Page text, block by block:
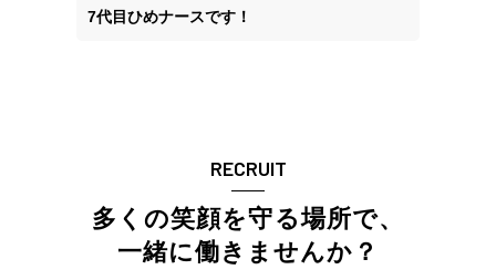
7代目ひめナースです！
RECRUIT
多くの笑顔を守る場所で、
一緒に働きませんか？